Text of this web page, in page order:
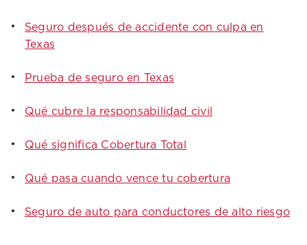
Seguro después de accidente con culpa en
Texas
Prueba de seguro en Texas
Qué cubre la responsabilidad civil
Qué significa Cobertura Total
Qué pasa cuando vence tu cobertura
Seguro de auto para conductores de alto riesgo